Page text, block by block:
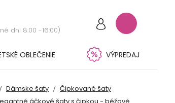
dni 8:00 -16:00)
OBLEČENIE VÝPREDAJ
Dámske šaty
Čipkované šaty